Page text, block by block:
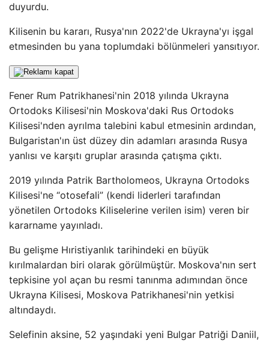
duyurdu.
Kilisenin bu kararı, Rusya'nın 2022'de Ukrayna'yı işgal
etmesinden bu yana toplumdaki bölünmeleri yansıtıyor.
Fener Rum Patrikhanesi'nin 2018 yılında Ukrayna
Ortodoks Kilisesi'nin Moskova'daki Rus Ortodoks
Kilisesi'nden ayrılma talebini kabul etmesinin ardından,
Bulgaristan'ın üst düzey din adamları arasında Rusya
yanlısı ve karşıtı gruplar arasında çatışma çıktı.
2019 yılında Patrik Bartholomeos, Ukrayna Ortodoks
Kilisesi'ne “otosefali” (kendi liderleri tarafından
yönetilen Ortodoks Kiliselerine verilen isim) veren bir
kararname yayınladı.
Bu gelişme Hıristiyanlık tarihindeki en büyük
kırılmalardan biri olarak görülmüştür. Moskova'nın sert
tepkisine yol açan bu resmi tanınma adımından önce
Ukrayna Kilisesi, Moskova Patrikhanesi'nin yetkisi
altındaydı.
Selefinin aksine, 52 yaşındaki yeni Bulgar Patriği Daniil,